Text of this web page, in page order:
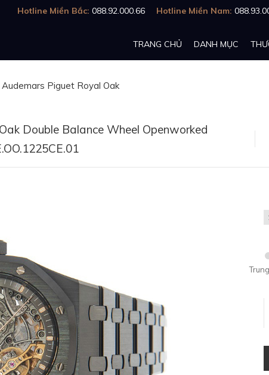
Hotline Miền Bắc: 088.92.000.66 Hotline Miền Nam:
TRANG CHỦ DANH MỤC
Audemars Piguet Royal Oak
Double Balance Wheel Openworked